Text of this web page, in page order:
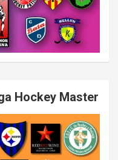
Hockey Master